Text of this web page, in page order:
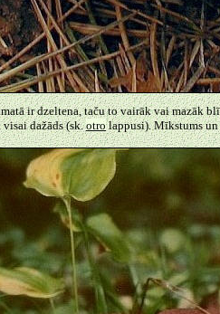
ir dzeltena, taču to vairāk vai mazāk
visai dažāds (sk.otrolappusi). Mīkstums un